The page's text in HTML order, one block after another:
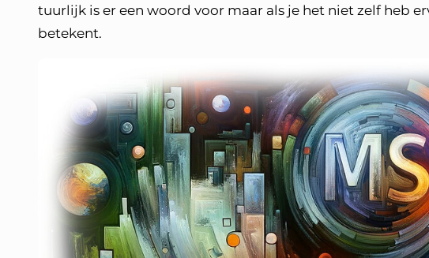
tuurlijk is er een woord voor maar als je het niet zelf heb
betekent.